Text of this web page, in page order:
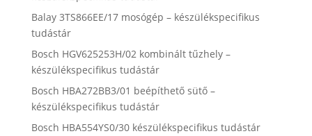
Balay 3TS866EE/17 mosógép – készülékspecifikus
tudástár
Bosch HGV625253H/02 kombinált tűzhely –
készülékspecifikus tudástár
Bosch HBA272BB3/01 beépíthető sütő –
készülékspecifikus tudástár
Bosch HBA554YS0/30 készülékspecifikus tudástár